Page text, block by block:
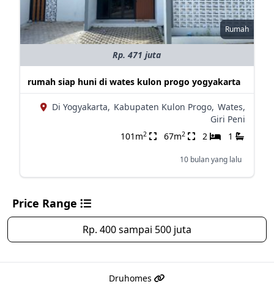
Rumah
Rp. 471 juta
rumah siap huni di wates kulon progo yogyakarta
Di Yogyakarta, Kabupaten Kulon Progo, Wates,
Giri Peni
101m2 67m2 2 1
10 bulan yang lalu
Price Range
Rp. 400 sampai 500 juta
Druhomes